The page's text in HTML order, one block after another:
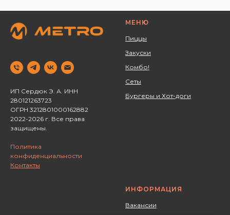
ИП Сердюк Э. А. ИНН
280121263723 ‌
ОГРН 3212801000162882
2022-2026 г. Все права
защищены.
Политика
конфиденциальности
Контакты
МЕНЮ
Пиццы
Закуски
Комбо!
Сеты
Бургеры и Хот-доги
ИНФОРМАЦИЯ
Вакансии